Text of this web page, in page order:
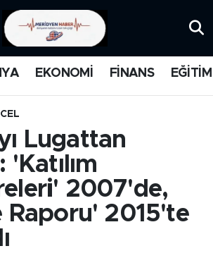
EKONOMİ FİNANS EĞİTİM
Lugattan
'Katılım
2007'de,
Raporu' 2015'te
Durumu ve Fikstür